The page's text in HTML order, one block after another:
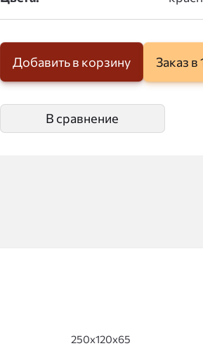
Добавить в корзину Заказ в
В сравнение